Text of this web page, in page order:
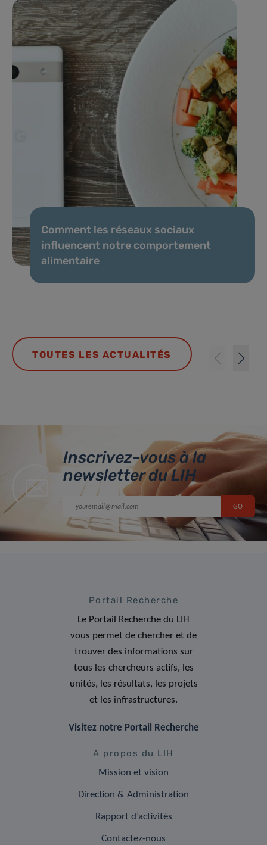
Comment les réseaux sociaux
influencent notre comportement
alimentaire
TOUTES LES ACTUALITÉS
Inscrivez-vous à la
newsletter du LIH
Portail Recherche
Le Portail Recherche du LIH
vous permet de chercher et de
trouver des informations sur
tous les chercheurs actifs, les
unités, les résultats, les projets
et les infrastructures.
Visitez notre Portail Recherche
A propos du LIH
Mission et vision
Direction & Administration
Rapport d’activités
Contactez-nous